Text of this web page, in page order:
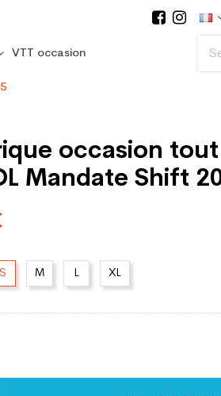
VTT occasion
occasion
Mandate Shift
S M L XL